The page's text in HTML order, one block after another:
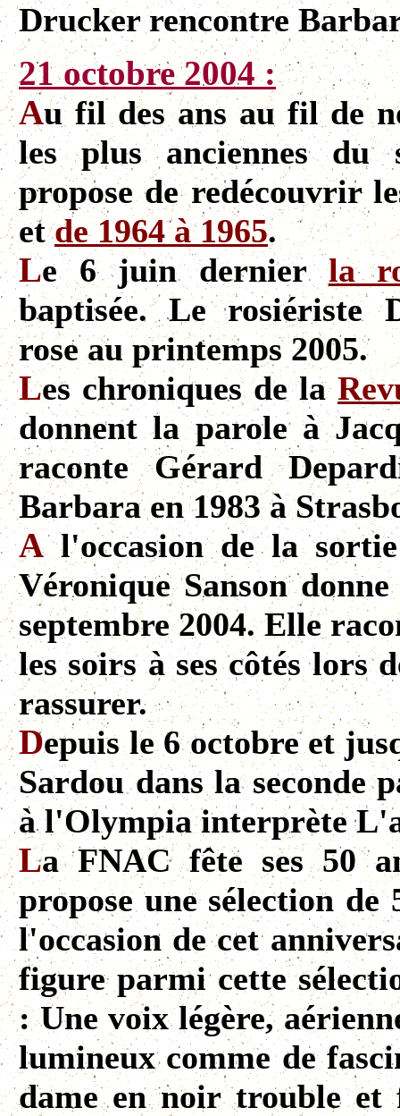
Drucker rencontre
21 octobre 2004 :
Au fil des ans au fil de
les plus anciennes du
propose de redécouvrir
etde 1964 à 1965.
Le 6 juin dernierla
baptisée. Le rosiériste
rose au printemps 2005.
Les chroniques de la
donnent la parole à
raconte Gérard
Barbara en 1983 à
Al'occasion de la
Véronique Sanson
septembre 2004. Elle
les soirs à ses côtés lors
rassurer.
Depuis le 6 octobre et
Sardou dans la seconde
à l'Olympia interprète
La FNAC fête ses 50
propose une sélection
l'occasion de cet
figure parmi cette
: Une voix légère,
lumineux comme de
dame en noir trouble et